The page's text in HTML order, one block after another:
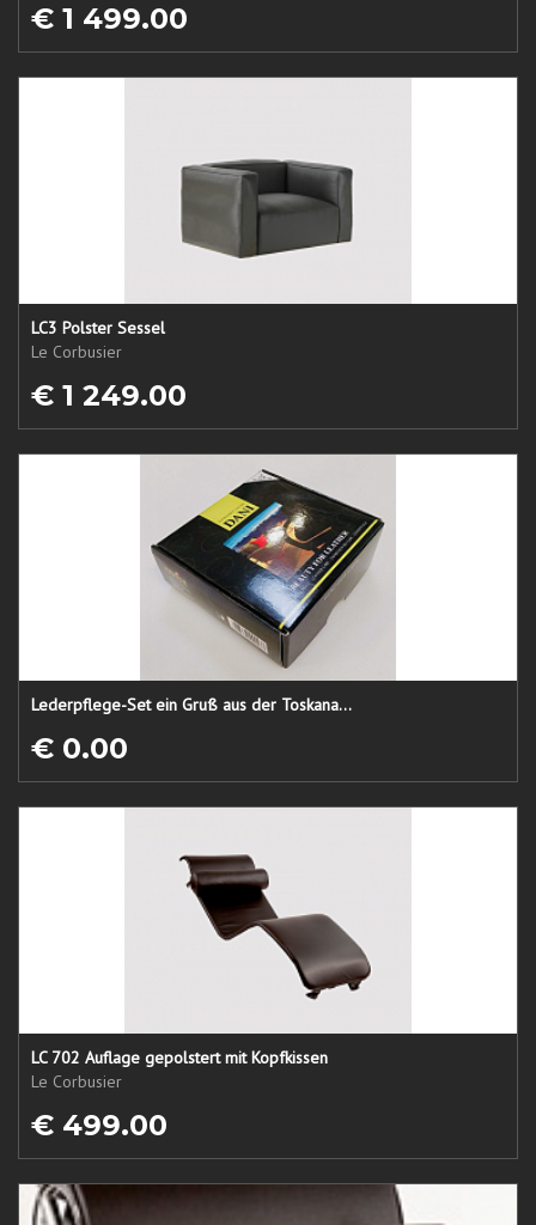
€ 1 499.00
LC3 Polster Sessel
Le Corbusier
€ 1 249.00
Lederpflege-Set ein Gruß aus der Toskana...
€ 0.00
LC 702 Auflage gepolstert mit Kopfkissen
Le Corbusier
€ 499.00